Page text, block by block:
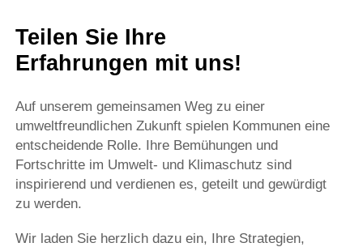
Teilen Sie Ihre
Erfahrungen mit uns!
Auf unserem gemeinsamen Weg zu einer
umweltfreundlichen Zukunft spielen Kommunen eine
entscheidende Rolle. Ihre Bemühungen und
Fortschritte im Umwelt- und Klimaschutz sind
inspirierend und verdienen es, geteilt und gewürdigt
zu werden.
Wir laden Sie herzlich dazu ein, Ihre Strategien,